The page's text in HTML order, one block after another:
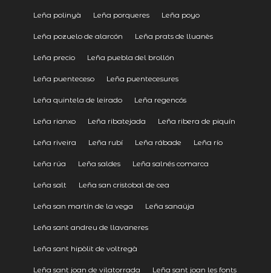
Leña polinyà Leña porqueres Leña poyo
Leña pozuelo de alarcón Leña prats de lluanès
Leña precio Leña puebla del brollón
Leña puenteceso Leña puentecesures
Leña quintela de leirado Leña regencós
Leña rianxo Leña ribatejada Leña ribera de piquín
Leña riveira Leña rubí Leña rábade Leña río
Leña rúa Leña saldes Leña salnés comarca
Leña salt Leña san cristobal de cea
Leña san martín de la vega Leña sanaüja
Leña sant andreu de llavaneres
Leña sant hipòlit de voltregà
Leña sant joan de vilatorrada Leña sant joan les fonts